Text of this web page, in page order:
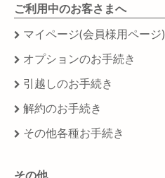
ご利用中のお客さまへ
マイページ(会員様用ページ)
オプションのお手続き
引越しのお手続き
解約のお手続き
その他各種お手続き